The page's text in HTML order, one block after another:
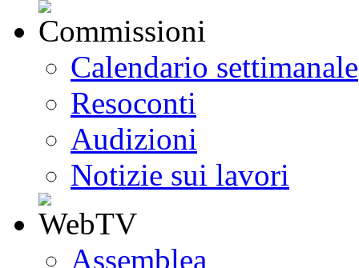
Calendario settimanale
Resoconti
Audizioni
Notizie sui lavori
Assemblea